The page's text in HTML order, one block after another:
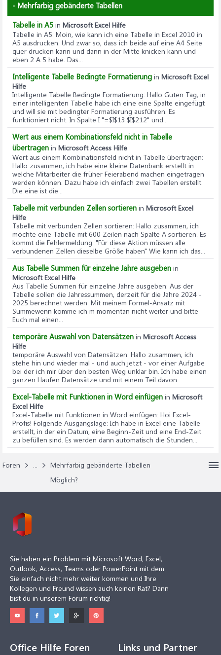
- Mehrfarbig gebänderte Tabellen
Tabelle in A5 in Microsoft Excel Hilfe
Tabelle in A5: Moin, wie kann ich eine Tabelle in Excel 2010 in
A5 ausdrucken. Und zwar so, dass ich beide auf eine A4 Seite
quer drucken kann und dann in der Mitte knicken kann und
eben 2 A 5 habe. Das...
Intelligente Tabelle Bedingte Formatierung in Microsoft Excel
Hilfe
Intelligente Tabelle Bedingte Formatierung: Hallo Guten Tag, in
einer intelligenten Tabelle habe ich eine eine Spalte eingefügt
und will sie mit bedingter Formatierung ausführen. Es
funktioniert nicht. In Spalte I "=$I$13:$I$212" und...
Wert aus einem Kombinationsfeld nicht in Tabelle
übertragen in Microsoft Access Hilfe
Wert aus einem Kombinationsfeld nicht in Tabelle übertragen:
Hallo zusammen, ich habe eine kleine Datenbank erstellt in
welche Mitarbeiter die früher Feierabend machen eingetragen
werden können. Dazu habe ich einfach zwei Tabellen erstellt.
Die eine ist die...
Tabelle mit verbunden Zellen sortieren in Microsoft Excel
Hilfe
Tabelle mit verbunden Zellen sortieren: Hallo zusammen, ich
möchte eine Tabelle mit 600 Zeilen nach Spalte A sortieren. Es
kommt die Fehlermeldung: "Für diese Aktion müssen alle
verbundenen Zellen dieselbe Größe haben" Wie kann ich das...
Aus Tabelle Summen für einzelne Jahre ausgeben in
Microsoft Excel Hilfe
Aus Tabelle Summen für einzelne Jahre ausgeben: Aus der
Tabelle sollen die Jahressummen, derzeit für die Jahre 2024 -
2025 berechnet werden. Mit meinem Formel-Ansatz mit
Summewenn komme ich m momentan nicht weiter und bitte
Euch mal einen...
temporäre Auswahl von Datensätzen in Microsoft Access
Hilfe
temporäre Auswahl von Datensätzen: Hallo zusammen, ich
stehe hin und wieder mal - und auch jetzt - vor einer Aufgabe
bei der ich mir über den besten Weg unklar bin. Ich habe einen
ganzen Haufen Datensätze und mit einem Teil davon...
Excel-Tabelle mit Funktionen in Word einfügen in Microsoft
Excel Hilfe
Excel-Tabelle mit Funktionen in Word einfügen: Hoi Excel-
Profis! Folgende Ausgangslage: Ich habe in Excel eine Tabelle
erstellt, in der ein Datum, eine Beginn-Zeit und eine End-Zeit
zu befüllen sind. Es werden dann automatisch die Stunden...
Foren ...
Mehrfarbig gebänderte Tabellen
Möglich?
Sie haben ein Problem mit Microsoft Word, Excel,
Outlook, Access, Teams oder PowerPoint mit dem
Sie einfach nicht mehr weiter kommen und Ihre
Kollegen und Freund wissen auch keinen Rat? Dann
bist du in unserem Forum richtig!
Office Hilfe Foren Links und Partner